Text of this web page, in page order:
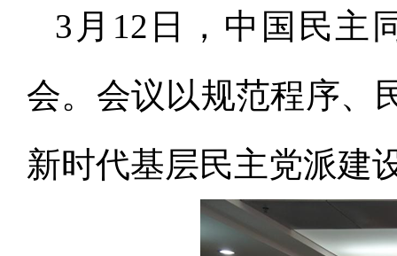
3月12日，中国民主
会。会议以规范程序、
新时代基层民主党派建